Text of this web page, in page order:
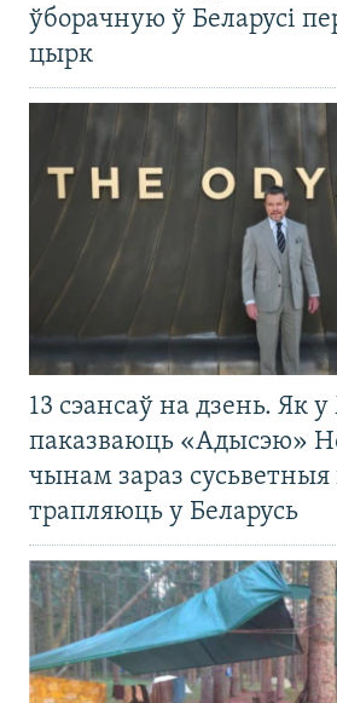
ўборачную ў Беларусі
цырк
13 сэансаў на дзень. Як
паказваюць «Адысэю»
чынам зараз сусьветныя
трапляюць у Беларусь